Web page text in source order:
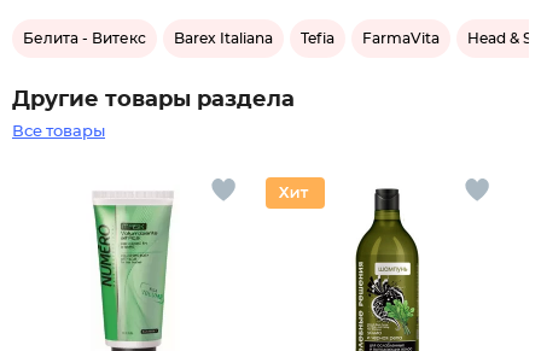
Белита - Витекс Barex Italiana Tefia FarmaVita Head &
Другие товары раздела
Все товары